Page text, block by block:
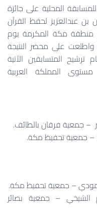
المحلية على جائزة
عبدالعزيز لحفظ القرآن
منطقة مكة المكرمة يوم
الموافق 12 / 5 / 1438هـ واطلعت على محضر النتيجة
ترشيح المتسابقين الآتية
المملكة العربية
جمعية فرقان بالطائف.
جمعية تحفيظ مكة.
– جمعية تحفيظ مكة.
الشيخي – جمعية بصائر